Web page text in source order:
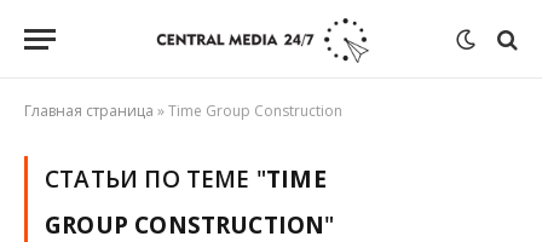
Главная страница »Time Group Construction
СТАТЬИ ПО ТЕМЕ "TIME
GROUP CONSTRUCTION"